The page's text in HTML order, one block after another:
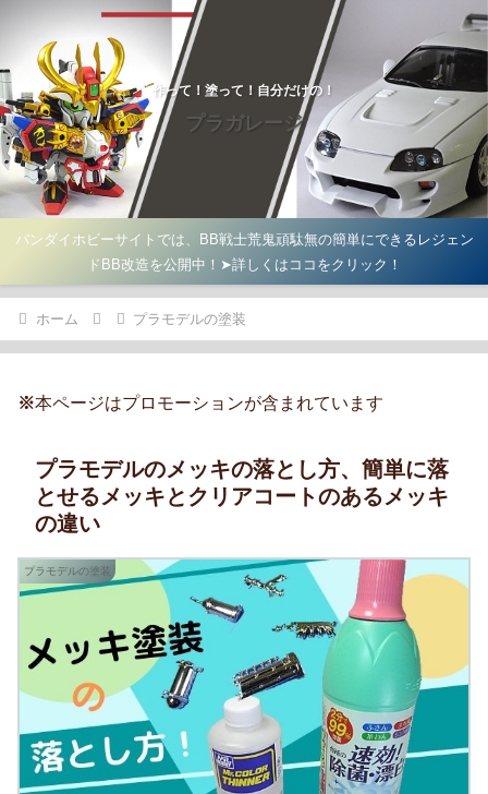
作って！塗って！自分だけの！
プラガレージ
バンダイホビーサイトでは、BB戦士荒鬼頑駄無の簡単にできるレジェン
ドBB改造を公開中！➤詳しくはココをクリック！
ホーム プラモデルの塗装
※本ページはプロモーションが含まれています
プラモデルのメッキの落とし方、簡単に落
とせるメッキとクリアコートのあるメッキ
の違い
プラモデルの塗装